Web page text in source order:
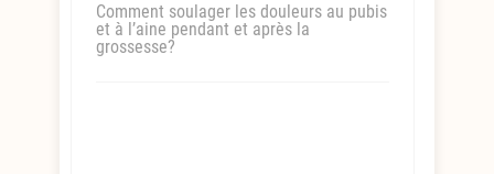
Comment soulager les douleurs au pubis
et à l’aine pendant et après la
grossesse?